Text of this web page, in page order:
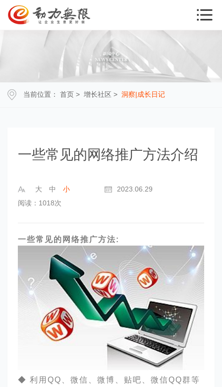
当前位置： 首页 > 增长社区 > 洞察|成长日记
一些常见的网络推广方法介绍
大 中 小
2023.06.29
阅读：1018次
一些常见的网络推广方法:
◆ 利用QQ、微信、微博、贴吧、微信QQ群等